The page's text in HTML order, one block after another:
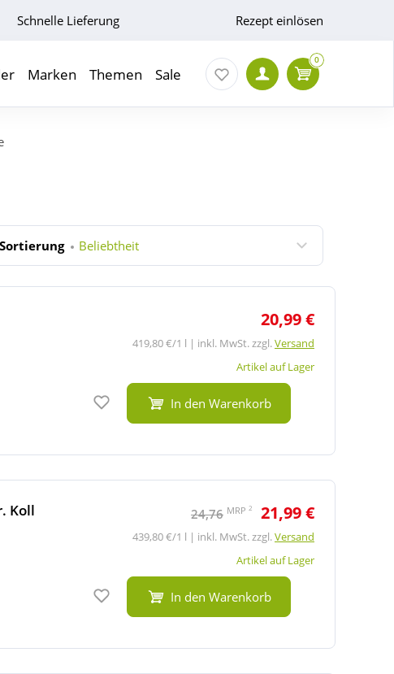
Schnelle Lieferung Rezept einlösen
Marken Themen Sale
0
Sortierung Beliebtheit
20,99 €
419,80 €/1 l | inkl. MwSt. zzgl.Versand
Artikel auf Lager
Auf den Merkzettel
In den Warenkorb
Koll
24,76 MRP 2 21,99 €
439,80 €/1 l | inkl. MwSt. zzgl.Versand
Artikel auf Lager
Auf den Merkzettel
In den Warenkorb